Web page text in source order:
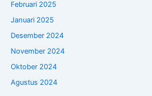
Februari 2025
Januari 2025
Desember 2024
November 2024
Oktober 2024
Agustus 2024